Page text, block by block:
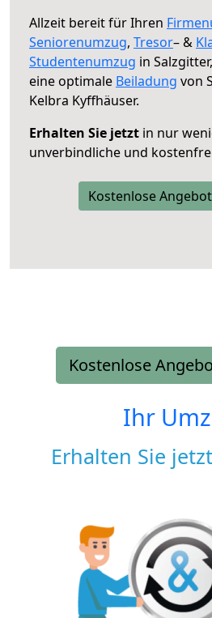
Allzeit bereit für Ihren
Seniorenumzug, Tresor– &
Studentenumzug in Salzgitter,
eine optimale Beiladung von
Kelbra Kyffhäuser.
Erhalten Sie jetzt in nur
unverbindliche und
Kostenlose
Kostenlose
Ihr
Erhalten Sie